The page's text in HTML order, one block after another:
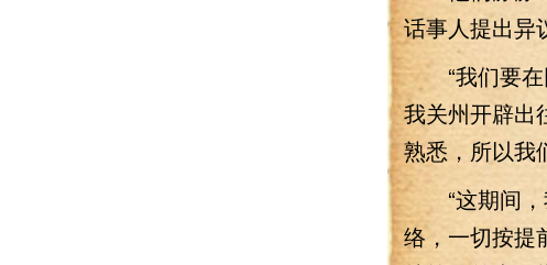
话事人提出异
“我们要在同
我关州开辟出
熟悉，所以我
“这期间，我
络，一切按提